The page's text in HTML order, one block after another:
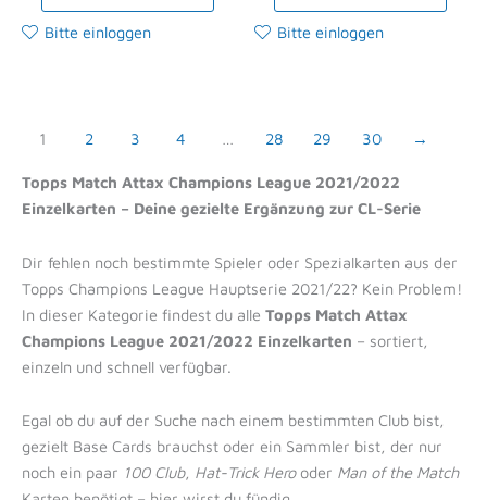
Bitte einloggen Bitte einloggen
1 2 3 4 28 29 30 →
Topps Match Attax Champions League 2021/2022
Einzelkarten – Deine gezielte Ergänzung zur CL-Serie
Dir fehlen noch bestimmte Spieler oder Spezialkarten aus der
Topps Champions League Hauptserie 2021/22? Kein Problem!
In dieser Kategorie findest du alle Topps Match Attax
Champions League 2021/2022 Einzelkarten – sortiert,
einzeln und schnell verfügbar.
Egal ob du auf der Suche nach einem bestimmten Club bist,
gezielt Base Cards brauchst oder ein Sammler bist, der nur
noch ein paar 100 Club, Hat-Trick Herooder Man of the Match